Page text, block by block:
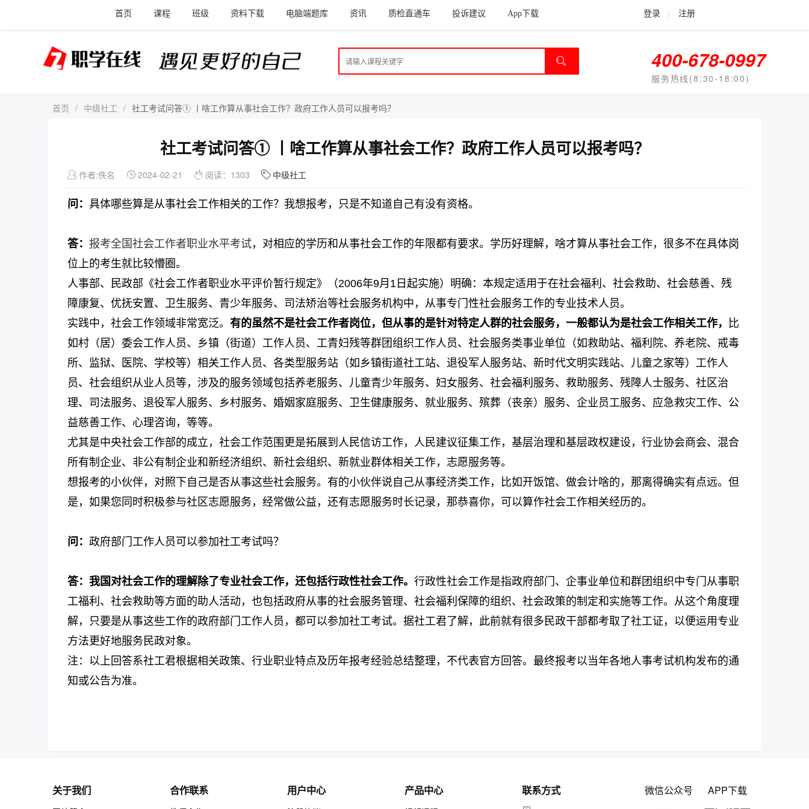
首页 课程 班级 资料下载 电脑端题库 资讯 质检直通车 投诉建议 App下载 登录 注册
400-678-0997
服务热线(8:30-18:00)
首页 / 中级社工 / 社工考试问答① 丨啥工作算从事社会工作？政府工作人员可以报考吗？
社工考试问答① 丨啥工作算从事社会工作？政府工作人员可以报考吗？
作者:佚名 2024-02-21 阅读：1303 中级社工
问： 具体哪些算是从事社会工作相关的工作？我想报考，只是不知道自己有没有资格。
答： 报考全国社会工作者职业水平考试，对相应的学历和从事社会工作的年限都有要求。学历好理解，啥才算从事社会工作，很多不在具体岗
位上的考生就比较懵圈。
人事部、民政部《社会工作者职业水平评价暂行规定》（2006年9月1日起实施）明确：本规定适用于在社会福利、社会救助、社会慈善、残
障康复、优抚安置、卫生服务、青少年服务、司法矫治等社会服务机构中，从事专门性社会服务工作的专业技术人员。
实践中，社会工作领域非常宽泛。 有的虽然不是社会工作者岗位，但从事的是针对特定人群的社会服务，一般都认为是社会工作相关工作， 比
如村（居）委会工作人员、乡镇（街道）工作人员、工青妇残等群团组织工作人员、社会服务类事业单位（如救助站、福利院、养老院、戒毒
所、监狱、医院、学校等）相关工作人员、各类型服务站（如乡镇街道社工站、退役军人服务站、新时代文明实践站、儿童之家等）工作人
员、社会组织从业人员等，涉及的服务领域包括养老服务、儿童青少年服务、妇女服务、社会福利服务、救助服务、残障人士服务、社区治
理、司法服务、退役军人服务、乡村服务、婚姻家庭服务、卫生健康服务、就业服务、殡葬（丧亲）服务、企业员工服务、应急救灾工作、公
益慈善工作、心理咨询，等等。
尤其是中央社会工作部的成立，社会工作范围更是拓展到人民信访工作，人民建议征集工作，基层治理和基层政权建设，行业协会商会、混合
所有制企业、非公有制企业和新经济组织、新社会组织、新就业群体相关工作，志愿服务等。
想报考的小伙伴，对照下自己是否从事这些社会服务。有的小伙伴说自己从事经济类工作，比如开饭馆、做会计啥的，那离得确实有点远。但
是，如果您同时积极参与社区志愿服务，经常做公益，还有志愿服务时长记录，那恭喜你，可以算作社会工作相关经历的。
问： 政府部门工作人员可以参加社工考试吗？
答： 我国对社会工作的理解除了专业社会工作，还包括行政性社会工作。 行政性社会工作是指政府部门、企事业单位和群团组织中专门从事职
工福利、社会救助等方面的助人活动，也包括政府从事的社会服务管理、社会福利保障的组织、社会政策的制定和实施等工作。从这个角度理
解，只要是从事这些工作的政府部门工作人员，都可以参加社工考试。据社工君了解，此前就有很多民政干部都考取了社工证，以便运用专业
方法更好地服务民政对象。
注：以上回答系社工君根据相关政策、行业职业特点及历年报考经验总结整理，不代表官方回答。最终报考以当年各地人事考试机构发布的通
知或公告为准。
关于我们 合作联系 用户中心 产品中心 联系方式 微信公众号 APP下载